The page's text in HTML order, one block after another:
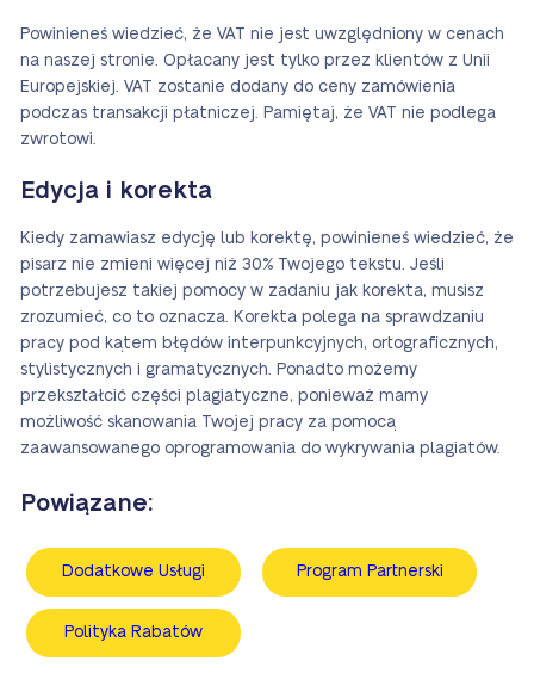
Powinieneś wiedzieć, że VAT nie jest uwzględniony w cenach
na naszej stronie. Opłacany jest tylko przez klientów z Unii
Europejskiej. VAT zostanie dodany do ceny zamówienia
podczas transakcji płatniczej. Pamiętaj, że VAT nie podlega
zwrotowi.
Edycja i korekta
Kiedy zamawiasz edycję lub korektę, powinieneś wiedzieć, że
pisarz nie zmieni więcej niż 30% Twojego tekstu. Jeśli
potrzebujesz takiej pomocy w zadaniu jak korekta, musisz
zrozumieć, co to oznacza. Korekta polega na sprawdzaniu
pracy pod kątem błędów interpunkcyjnych, ortograficznych,
stylistycznych i gramatycznych. Ponadto możemy
przekształcić części plagiatyczne, ponieważ mamy
możliwość skanowania Twojej pracy za pomocą
zaawansowanego oprogramowania do wykrywania plagiatów.
Powiązane:
Dodatkowe Usługi Program Partnerski
Polityka Rabatów